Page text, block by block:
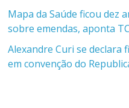
Mapa da Saúde ficou dez
sobre emendas, aponta
Alexandre Curi se declara
em convenção do